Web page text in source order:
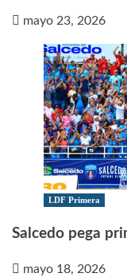
mayo 23, 2026
LDF Primera
Salcedo pega
mayo 18, 2026